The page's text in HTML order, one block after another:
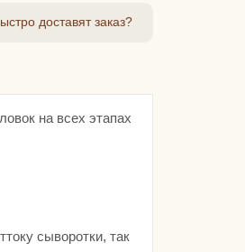
доставят заказ?
на всех этапах
сыворотки, так